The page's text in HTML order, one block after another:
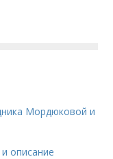
Мордюковой и
описание